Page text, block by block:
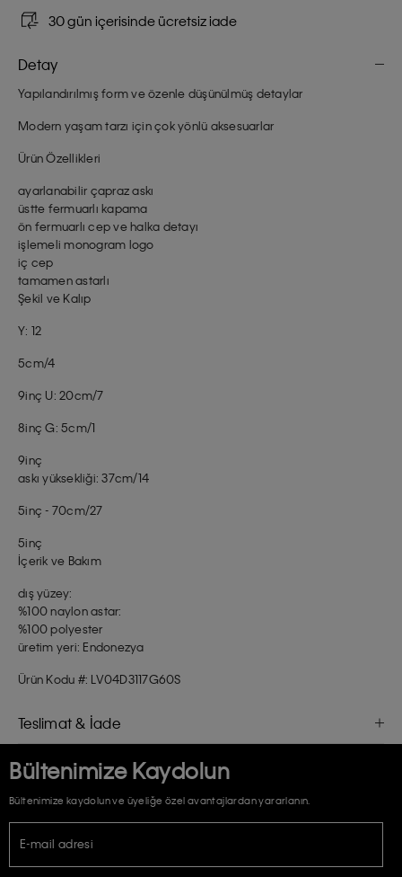
30 gün içerisinde ücretsiz iade
Detay
Yapılandırılmış form ve özenle düşünülmüş detaylar
Modern yaşam tarzı için çok yönlü aksesuarlar
Ürün Özellikleri
ayarlanabilir çapraz askı
üstte fermuarlı kapama
ön fermuarlı cep ve halka detayı
işlemeli monogram logo
iç cep
tamamen astarlı
Şekil ve Kalıp
Y: 12
5cm/4
9inç U: 20cm/7
8inç G: 5cm/1
9inç
askı yüksekliği: 37cm/14
5inç - 70cm/27
5inç
İçerik ve Bakım
dış yüzey:
%100 naylon astar:
%100 polyester
üretim yeri: Endonezya
Ürün Kodu #: LV04D3117G60S
Teslimat & İade
Bültenimize Kaydolun
Bültenimize kaydolun ve üyeliğe özel avantajlardan yararlanın.
E-mail adresi